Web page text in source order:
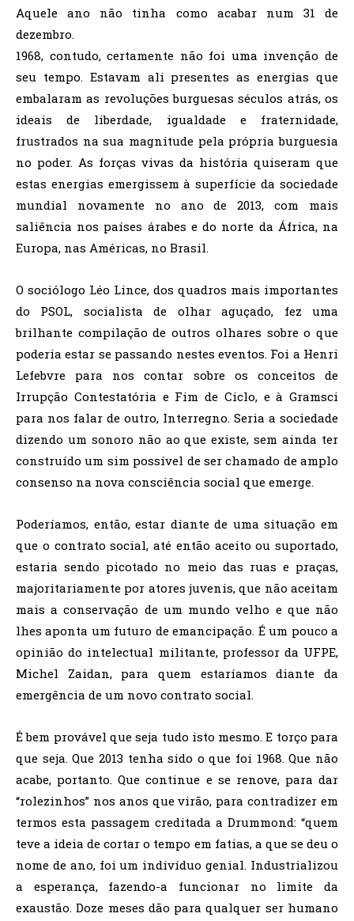
Aquele ano não tinha como acabar num 31 de
dezembro.
1968, contudo, certamente não foi uma invenção de
seu tempo. Estavam ali presentes as energias que
embalaram as revoluções burguesas séculos atrás, os
ideais de liberdade, igualdade e fraternidade,
frustrados na sua magnitude pela própria burguesia
no poder. As forças vivas da história quiseram que
estas energias emergissem à superfície da sociedade
mundial novamente no ano de 2013, com mais
saliência nos países árabes e do norte da África, na
Europa, nas Américas, no Brasil.
O sociólogo Léo Lince, dos quadros mais importantes
do PSOL, socialista de olhar aguçado, fez uma
brilhante compilação de outros olhares sobre o que
poderia estar se passando nestes eventos. Foi a Henri
Lefebvre para nos contar sobre os conceitos de
Irrupção Contestatória e Fim de Ciclo, e à Gramsci
para nos falar de outro, Interregno. Seria a sociedade
dizendo um sonoro não ao que existe, sem ainda ter
construído um sim possível de ser chamado de amplo
consenso na nova consciência social que emerge.
Poderíamos, então, estar diante de uma situação em
que o contrato social, até então aceito ou suportado,
estaria sendo picotado no meio das ruas e praças,
majoritariamente por atores juvenis, que não aceitam
mais a conservação de um mundo velho e que não
lhes aponta um futuro de emancipação. É um pouco a
opinião do intelectual militante, professor da UFPE,
Michel Zaidan, para quem estaríamos diante da
emergência de um novo contrato social.
É bem provável que seja tudo isto mesmo. E torço para
que seja. Que 2013 tenha sido o que foi 1968. Que não
acabe, portanto. Que continue e se renove, para dar
“rolezinhos” nos anos que virão, para contradizer em
termos esta passagem creditada a Drummond: “quem
teve a ideia de cortar o tempo em fatias, a que se deu o
nome de ano, foi um indivíduo genial. Industrializou
a esperança, fazendo-a funcionar no limite da
exaustão. Doze meses dão para qualquer ser humano